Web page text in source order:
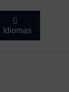
Idiomas